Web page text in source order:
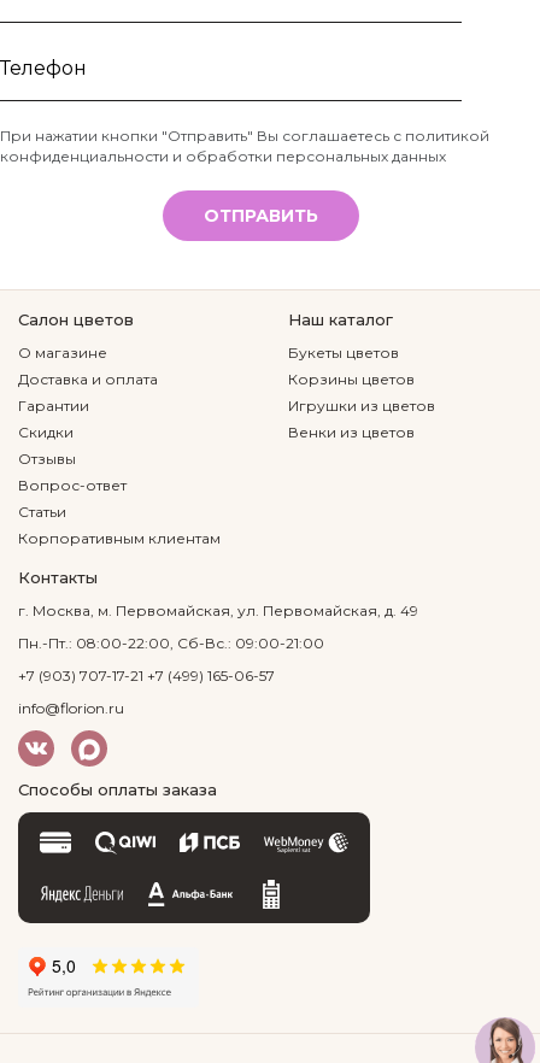
Ваше
Телефон
*
При нажатии кнопки "Отправить" Вы соглашаетесь с политикой
конфиденциальности и обработки персональных данных
ОТПРАВИТЬ
Салон цветов
О магазине
Доставка и оплата
Гарантии
Скидки
Отзывы
Вопрос-ответ
Статьи
Корпоративным клиентам
Наш каталог
Букеты цветов
Корзины цветов
Игрушки из цветов
Венки из цветов
Контакты
г. Москва, м. Первомайская, ул. Первомайская, д. 49
Пн.-Пт.: 08:00-22:00, Сб-Вс.: 09:00-21:00
+7 (903) 707-17-21 +7 (499) 165-06-57
info@florion.ru
Способы оплаты заказа